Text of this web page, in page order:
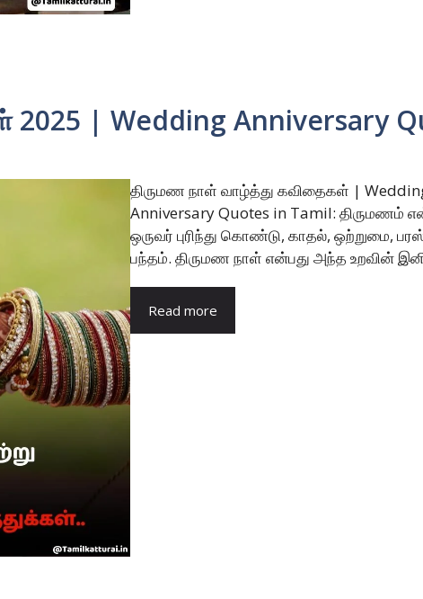
2025 | Wedding Anniversary
திருமண நாள் வாழ்த்து கவிதைகள் |
Anniversary Quotes in Tamil: திருமணம்
ஒருவர் புரிந்து கொண்டு, காதல், ஒற்றுமை,
பந்தம். திருமண நாள் என்பது அந்த உறவின்
Read more